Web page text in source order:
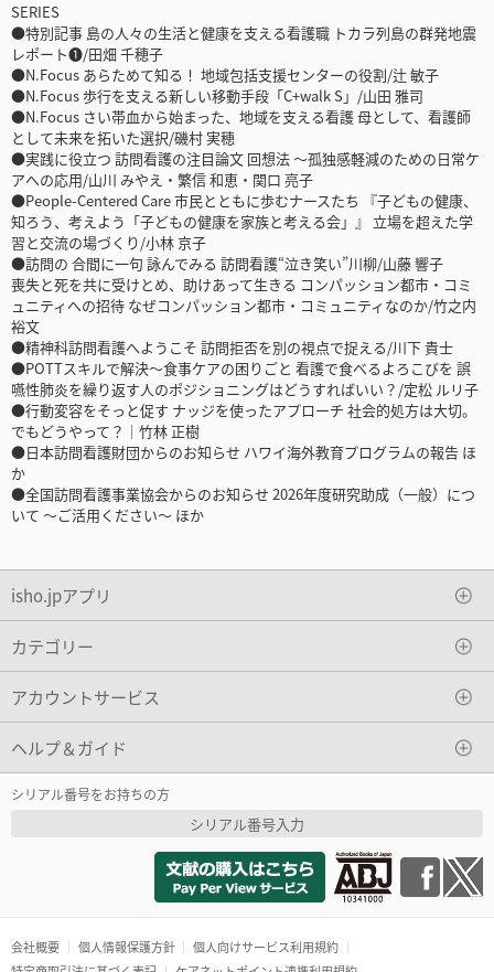
SERIES
●特別記事 島の人々の生活と健康を支える看護職 トカラ列島の群発地震
レポート❶/田畑 千穂子
●N.Focus あらためて知る！ 地域包括支援センターの役割/辻 敏子
●N.Focus 歩行を支える新しい移動手段「C+walk S」/山田 雅司
●N.Focus さい帯血から始まった、地域を支える看護 母として、看護師
として未来を拓いた選択/磯村 実穂
●実践に役立つ 訪問看護の注目論文 回想法 ～孤独感軽減のための日常ケ
アへの応用/山川 みやえ・繁信 和恵・関口 亮子
●People-Centered Care 市民とともに歩むナースたち 『子どもの健康、
知ろう、考えよう「子どもの健康を家族と考える会」』 立場を超えた学
習と交流の場づくり/小林 京子
●訪問の 合間に一句 詠んでみる 訪問看護“泣き笑い”川柳/山藤 響子
喪失と死を共に受けとめ、助けあって生きる コンパッション都市・コミ
ュニティへの招待 なぜコンパッション都市・コミュニティなのか/竹之内
裕文
●精神科訪問看護へようこそ 訪問拒否を別の視点で捉える/川下 貴士
●POTTスキルで解決〜食事ケアの困りごと 看護で食べるよろこびを 誤
嚥性肺炎を繰り返す人のポジショニングはどうすればいい？/定松 ルリ子
●行動変容をそっと促す ナッジを使ったアプローチ 社会的処方は大切。
でもどうやって？｜竹林 正樹
●日本訪問看護財団からのお知らせ ハワイ海外教育プログラムの報告 ほ
か
●全国訪問看護事業協会からのお知らせ 2026年度研究助成（一般）につ
いて ～ご活用ください～ ほか
isho.jpアプリ
カテゴリー
アカウントサービス
ヘルプ＆ガイド
シリアル番号をお持ちの方
シリアル番号入力
会社概要 個人情報保護方針
個人向けサービス利用規約